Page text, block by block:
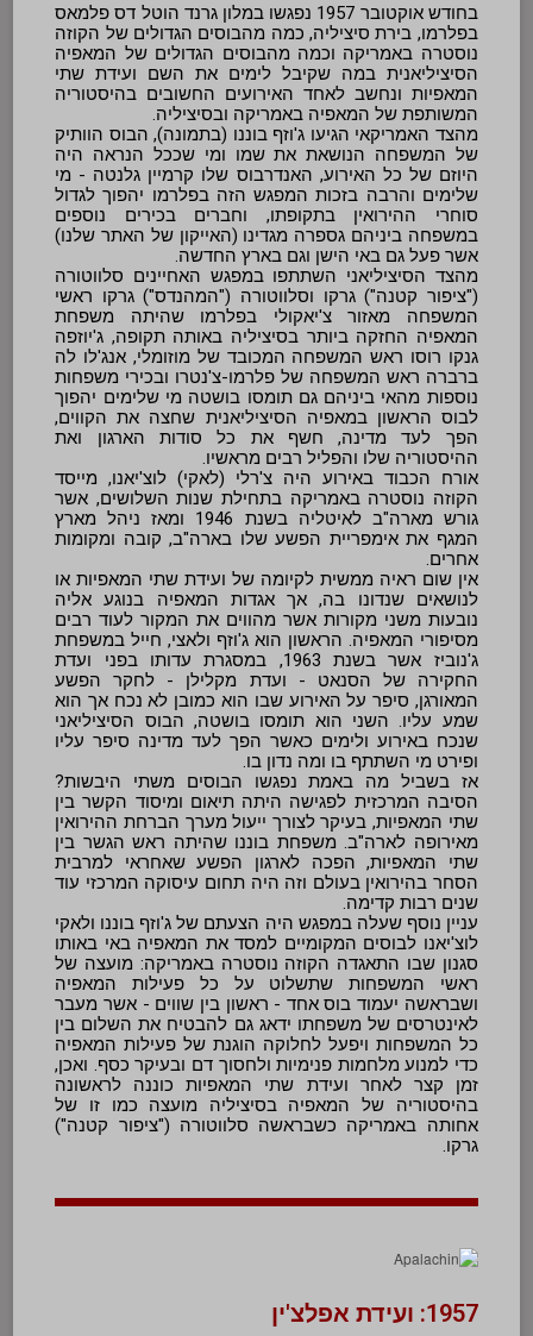
בחודש אוקטובר 1957 נפגשו במלון גרנד הוטל דס פלמאס
בפלרמו, בירת סיציליה, כמה מהבוסים הגדולים של הקוזה
נוסטרה באמריקה וכמה מהבוסים הגדולים של המאפיה
הסיציליאנית במה שקיבל לימים את השם ועידת שתי
המאפיות ונחשב לאחד האירועים החשובים בהיסטוריה
המשותפת של המאפיה באמריקה ובסיציליה.
מהצד האמריקאי הגיעו ג'וזף בוננו (בתמונה), הבוס הוותיק
של המשפחה הנושאת את שמו ומי שככל הנראה היה
היוזם של כל האירוע, האנדרבוס שלו קרמיין גלנטה - מי
שלימים והרבה בזכות המפגש הזה בפלרמו יהפוך לגדול
סוחרי ההירואין בתקופתו, וחברים בכירים נוספים
במשפחה ביניהם גספרה מגדינו (האייקון של האתר שלנו)
אשר פעל גם באי הישן וגם בארץ החדשה.
מהצד הסיציליאני השתתפו במפגש האחיינים סלווטורה
("ציפור קטנה") גרקו וסלווטורה ("המהנדס") גרקו ראשי
המשפחה מאזור צ'יאקולי בפלרמו שהיתה משפחת
המאפיה החזקה ביותר בסיציליה באותה תקופה, ג'יוזפה
גנקו רוסו ראש המשפחה המכובד של מוזומלי, אנג'לו לה
ברברה ראש המשפחה של פלרמו-צ'נטרו ובכירי משפחות
נוספות מהאי ביניהם גם תומסו בושטה מי שלימים יהפוך
לבוס הראשון במאפיה הסיציליאנית שחצה את הקווים,
הפך לעד מדינה, חשף את כל סודות הארגון ואת
ההיסטוריה שלו והפליל רבים מראשיו.
אורח הכבוד באירוע היה צ'רלי (לאקי) לוצ'יאנו, מייסד
הקוזה נוסטרה באמריקה בתחילת שנות השלושים, אשר
גורש מארה"ב לאיטליה בשנת 1946 ומאז ניהל מארץ
המגף את אימפריית הפשע שלו בארה"ב, קובה ומקומות
אחרים.
אין שום ראיה ממשית לקיומה של ועידת שתי המאפיות או
לנושאים שנדונו בה, אך אגדות המאפיה בנוגע אליה
נובעות משני מקורות אשר מהווים את המקור לעוד רבים
מסיפורי המאפיה. הראשון הוא ג'וזף ולאצי, חייל במשפחת
ג'נוביז אשר בשנת 1963, במסגרת עדותו בפני ועדת
החקירה של הסנאט - ועדת מקלילן - לחקר הפשע
המאורגן, סיפר על האירוע שבו הוא כמובן לא נכח אך הוא
שמע עליו. השני הוא תומסו בושטה, הבוס הסיציליאני
שנכח באירוע ולימים כאשר הפך לעד מדינה סיפר עליו
ופירט מי השתתף בו ומה נדון בו.
אז בשביל מה באמת נפגשו הבוסים משתי היבשות?
הסיבה המרכזית לפגישה היתה תיאום ומיסוד הקשר בין
שתי המאפיות, בעיקר לצורך ייעול מערך הברחת ההירואין
מאירופה לארה"ב. משפחת בוננו שהיתה ראש הגשר בין
שתי המאפיות, הפכה לארגון הפשע שאחראי למרבית
הסחר בהירואין בעולם וזה היה תחום עיסוקה המרכזי עוד
שנים רבות קדימה.
עניין נוסף שעלה במפגש היה הצעתם של ג'וזף בוננו ולאקי
לוצ'יאנו לבוסים המקומיים למסד את המאפיה באי באותו
סגנון שבו התאגדה הקוזה נוסטרה באמריקה: מועצה של
ראשי המשפחות שתשלוט על כל פעילות המאפיה
ושבראשה יעמוד בוס אחד - ראשון בין שווים - אשר מעבר
לאינטרסים של משפחתו ידאג גם להבטיח את השלום בין
כל המשפחות ויפעל לחלוקה הוגנת של פעילות המאפיה
כדי למנוע מלחמות פנימיות ולחסוך דם ובעיקר כסף. ואכן,
זמן קצר לאחר ועידת שתי המאפיות כוננה לראשונה
בהיסטוריה של המאפיה בסיציליה מועצה כמו זו של
אחותה באמריקה כשבראשה סלווטורה ("ציפור קטנה")
גרקו.
1957: ועידת אפלצ'ין